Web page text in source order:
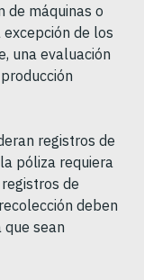
de máquinas o
de los
una evaluación
registros de
póliza requiera
de
deben
sean